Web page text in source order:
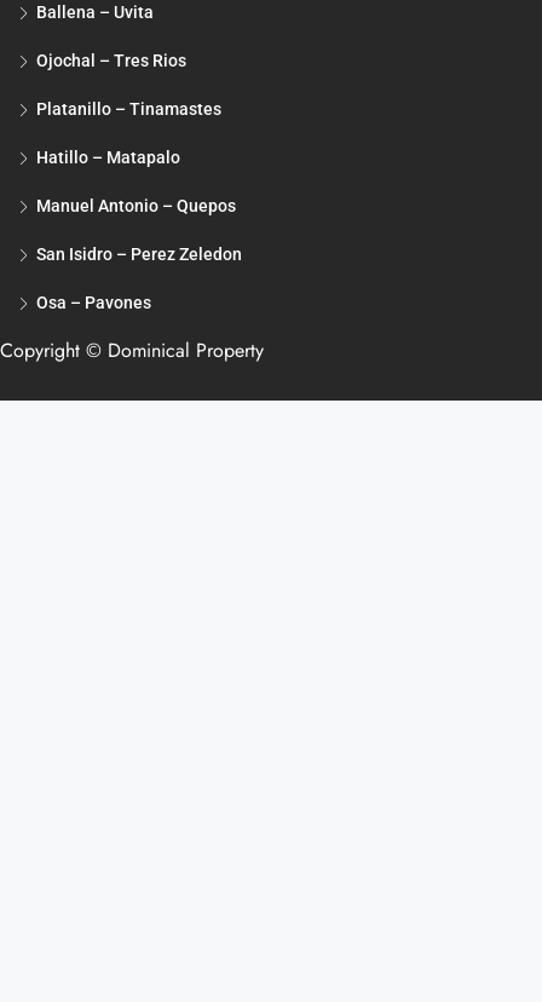
Ballena – Uvita
Ojochal – Tres Rios
Platanillo – Tinamastes
Hatillo – Matapalo
Manuel Antonio – Quepos
San Isidro – Perez Zeledon
Osa – Pavones
Copyright © Dominical Property